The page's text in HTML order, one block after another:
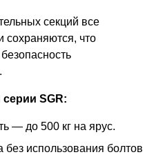
секций все
сохраняются, что
SGR:
— до 500 кг на ярус.
без использования болтов